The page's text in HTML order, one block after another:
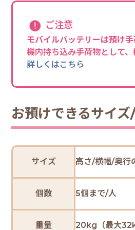
ご注意
モバイルバッテリーは預け
機内持ち込み手荷物として、
詳しくはこちら
お預けできるサイ
サイズ 高さ/横幅/奥行
個数 5個まで/人
重量 20kg（最大